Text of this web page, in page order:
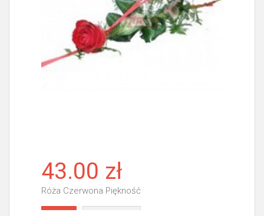
43.00 zł
Róża Czerwona Piękność